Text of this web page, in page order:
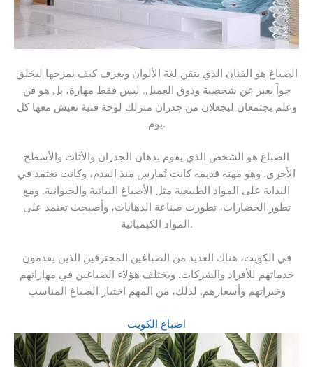
الصباغ هو الفنان الذي يتقن لغة الألوان ويعرف كيف يمزجها ليخلق
جواً يعبر عن شخصية وذوق العميل. ليس فقط مهارة، بل هو فن
وعلم يجتمعان ليجعلان من جدران منزلك لوحة فنية تعيش معها كل
يوم.
الصباغ هو الشخص الذي يقوم بدهان الجدران والأثاث والأسطح
الأخرى. وهو مهنة قديمة كانت تُمارس منذ القدم، وكانت تعتمد في
البداية على المواد الطبيعية مثل الأصباغ النباتية والحيوانية. ومع
تطور الحضارات، تطورت صناعة الدهانات، وأصبحت تعتمد على
المواد الكيميائية.
في الكويت، هناك العديد من الصباغين المحترفين الذين يقدمون
خدماتهم للأفراد والشركات. ويختلف هؤلاء الصباغين في مهاراتهم
وخبراتهم وأسعارهم. لذلك، من المهم اختيار الصباغ المناسب
اصباغ الكويت